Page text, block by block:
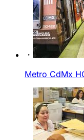
Metro CdMx